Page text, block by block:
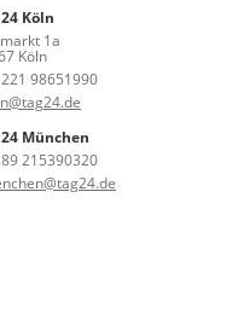
Köln
1a
Köln
98651990
München
215390320